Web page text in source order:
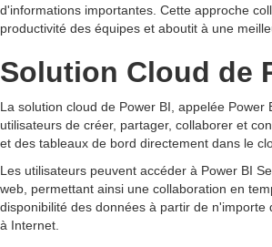
d'informations importantes. Cette approche
productivité des équipes et aboutit à une
Solution Cloud de
La solution cloud de Power BI, appelée Power
utilisateurs de créer, partager, collaborer et
et des tableaux de bord directement dans le
Les utilisateurs peuvent accéder à Power BI
web, permettant ainsi une collaboration en
disponibilité des données à partir de n'importe
à Internet.